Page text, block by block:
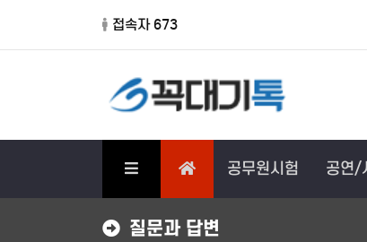
접속자 673
공무원시험 공연/
질문과 답변